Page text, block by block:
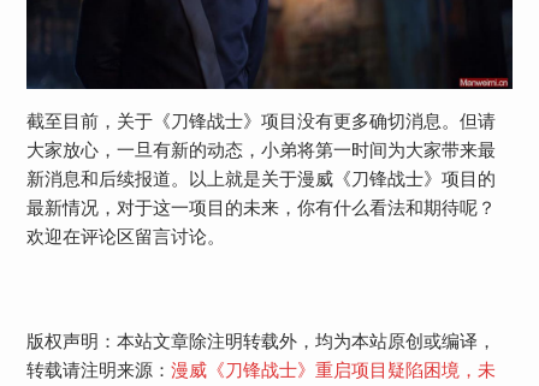
截至目前，关于《刀锋战士》项目没有更多确切消息。但请
大家放心，一旦有新的动态，小弟将第一时间为大家带来最
新消息和后续报道。以上就是关于漫威《刀锋战士》项目的
最新情况，对于这一项目的未来，你有什么看法和期待呢？
欢迎在评论区留言讨论。
版权声明：本站文章除注明转载外，均为本站原创或编译，
转载请注明来源： 漫威《刀锋战士》重启项目疑陷困境，未